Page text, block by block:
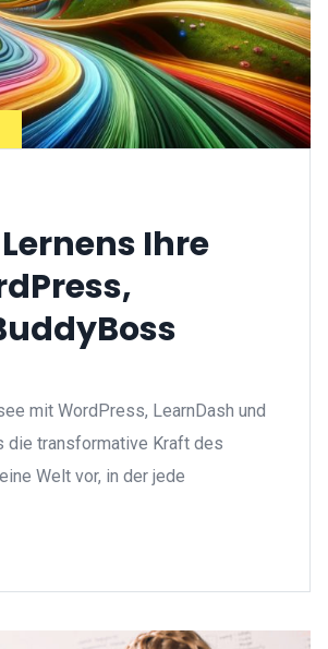
Ihre
mit WordPress, LearnDash und
die transformative Kraft des
Welt vor, in der jede